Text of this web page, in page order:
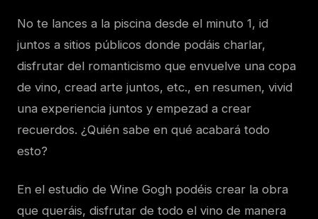
No te lances a la piscina desde el minuto 1, id
juntos a sitios públicos donde podáis charlar,
disfrutar del romanticismo que envuelve una copa
de vino, cread arte juntos, etc., en resumen, vivid
una experiencia juntos y empezad a crear
recuerdos. ¿Quién sabe en qué acabará todo
esto?
En el estudio de Wine Gogh podéis crear la obra
que queráis, disfrutar de todo el vino de manera